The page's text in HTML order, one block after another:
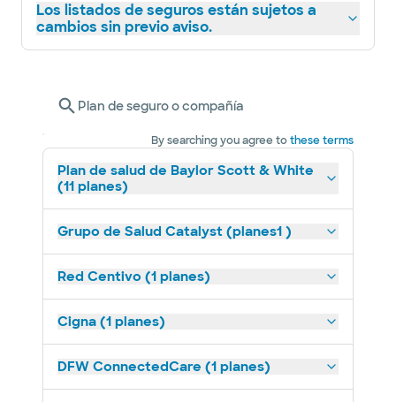
Los listados de seguros están sujetos a
cambios sin previo aviso.
Plan de seguro o compañía
By searching you agree tothese terms
Plan de salud de Baylor Scott & White
(11 planes)
Grupo de Salud Catalyst (planes1 )
Red Centivo (1 planes)
Cigna (1 planes)
DFW ConnectedCare (1 planes)